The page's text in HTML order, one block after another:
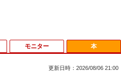
モニター 本
更新日時：2026/08/06 21:00